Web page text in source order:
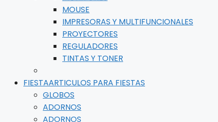
MOUSE
IMPRESORAS Y MULTIFUNCIONALES
PROYECTORES
REGULADORES
TINTAS Y TONER
FIESTAARTICULOS PARA FIESTAS
GLOBOS
ADORNOS
ADORNOS